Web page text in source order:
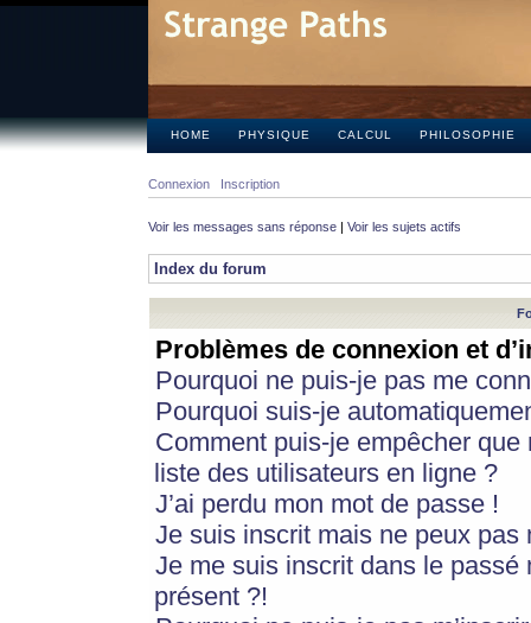
HOME PHYSIQUE CALCUL PHILOSOPHIE
Connexion Inscription
Voir les messages sans réponse | Voir les sujets actifs
Index du forum
Problèmes de connexion et
Pourquoi ne puis-je pas me
Pourquoi suis-je
Comment puis-je empêcher
liste des utilisateurs en ligne ?
J’ai perdu mon mot de passe !
Je suis inscrit mais ne peux pas
Je me suis inscrit dans le
présent ?!